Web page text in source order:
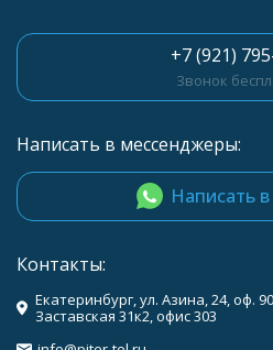
+7 (921)
Звонок
Написать в мессенджеры:
Написать
Контакты:
Екатеринбург, ул. Азина, 24, оф.
Заставская 31к2, офис 303